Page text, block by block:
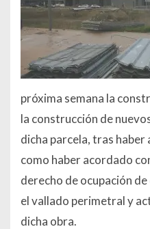
próxima semana la
la construcción de
dicha parcela, tras haber
como haber acordado
derecho de ocupación
el vallado perimetral y
dicha obra.